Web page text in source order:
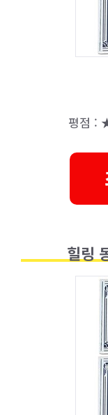
평점 :
힐링